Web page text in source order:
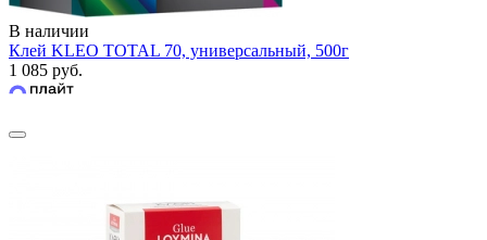
В наличии
Клей KLEO TOTAL 70, универсальный, 500г
1 085 руб.